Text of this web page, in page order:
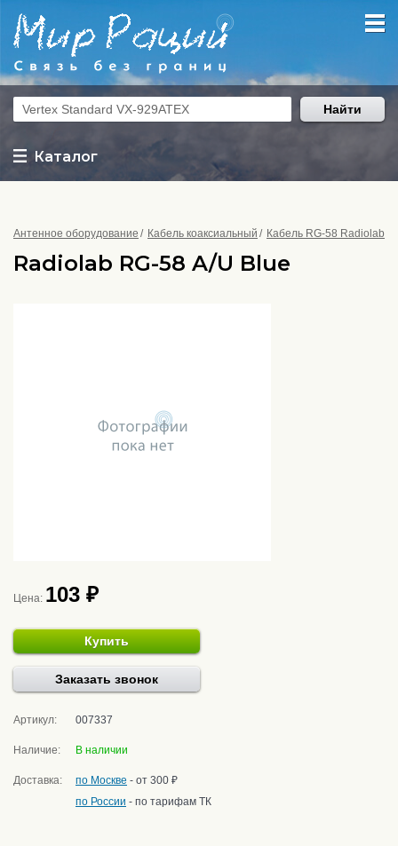
Каталог
Найти
Антенное оборудование Кабель коаксиальный Кабель RG-58 Radiolab
Radiolab RG-58 A/U Blue
Цена: 103 ₽
Купить
Заказать звонок
Артикул: 007337
Наличие: В наличии
Доставка: по Москве - от 300 ₽
по России - по тарифам ТК